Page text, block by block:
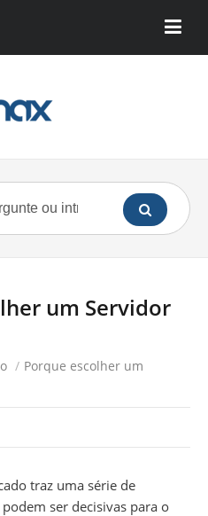
um Servidor
/ Porque escolher um
traz uma série de
ser decisivas para o